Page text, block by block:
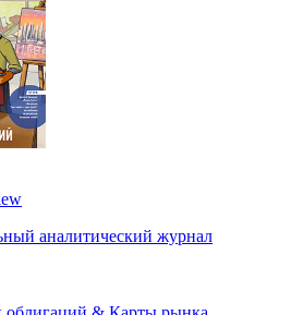
аналитический журнал